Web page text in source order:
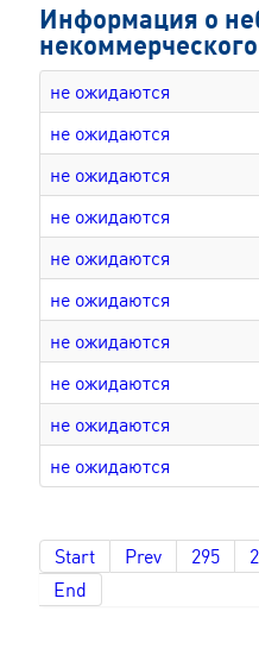
Информация о
не ожидаются
не ожидаются
не ожидаются
не ожидаются
не ожидаются
не ожидаются
не ожидаются
не ожидаются
не ожидаются
не ожидаются
Start
Prev 295
End